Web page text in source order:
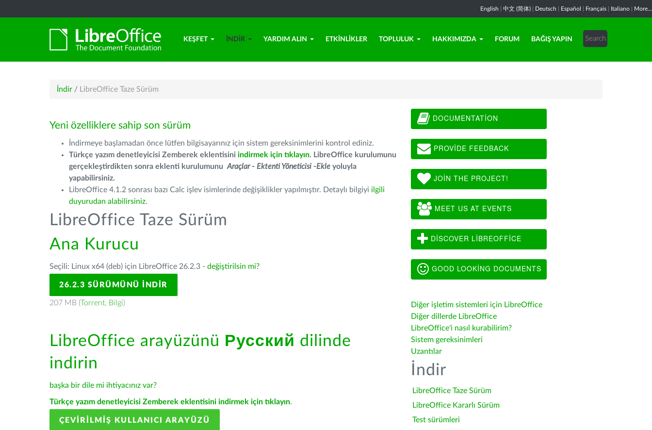
English 中文 (简体) Deutsch Español Français Italiano More...
KEŞFET İNDIR YARDIM ALIN ETKINLIKLER TOPLULUK HAKKIMIZDA FORUM BAĞIŞ YAPIN
İndir / LibreOffice Taze Sürüm
Yeni özelliklere sahip son sürüm
İndirmeye başlamadan önce lütfen bilgisayarınız için sistem gereksinimlerini kontrol ediniz.
Türkçe yazım denetleyicisi Zemberek eklentisini indirmek için tıklayın. LibreOffice kurulumunu
gerçekleştirdikten sonra eklenti kurulumunu Araçlar - Ektenti Yöneticisi -Ekle yoluyla
yapabilirsiniz.
LibreOffice 4.1.2 sonrası bazı Calc işlev isimlerinde değişiklikler yapılmıştır. Detaylı bilgiyi ilgili
duyurudan alabilirsiniz.
LibreOffice Taze Sürüm
Ana Kurucu
Seçili: Linux x64 (deb) için LibreOffice 26.2.3 - değiştirilsin mi?
26.2.3 SÜRÜMÜNÜ İNDIR
207 MB (Torrent, Bilgi)
LibreOffice arayüzünü Русский dilinde
indirin
başka bir dile mi ihtiyacınız var?
Türkçe yazım denetleyicisi Zemberek eklentisini indirmek için tıklayın.
ÇEVIRILMIŞ KULLANICI ARAYÜZÜ
DOCUMENTATION
PROVIDE FEEDBACK
JOIN THE PROJECT!
MEET US AT EVENTS
DISCOVER LIBREOFFICE
GOOD LOOKING DOCUMENTS
Diğer işletim sistemleri için LibreOffice
Diğer dillerde LibreOffice
LibreOffice'i nasıl kurabilirim?
Sistem gereksinimleri
Uzantılar
İndir
LibreOffice Taze Sürüm
LibreOffice Kararlı Sürüm
Test sürümleri